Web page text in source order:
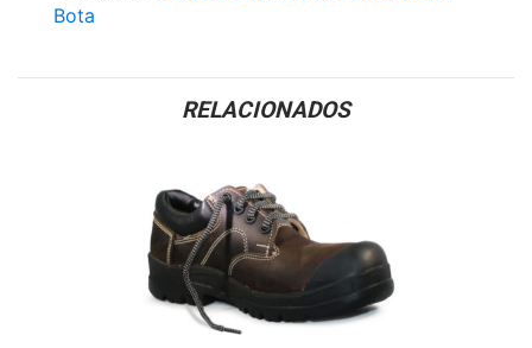
Bota
RELACIONADOS